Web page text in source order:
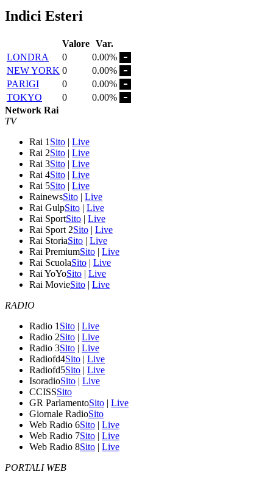
Indici Esteri
Valore Var.
LONDRA
0
0.00%
NEW YORK 0
0.00%
PARIGI
0
0.00%
TOKYO
0
0.00%
Network Rai
TV
Rai 1 Sito | Live
Rai 2Sito | Live
Rai 3Sito | Live
Rai 4Sito | Live
Rai 5Sito | Live
RainewsSito | Live
Rai GulpSito | Live
Rai SportSito | Live
Rai Sport 2Sito | Live
Rai StoriaSito | Live
Rai PremiumSito | Live
Rai ScuolaSito | Live
Rai YoYoSito | Live
Rai MovieSito | Live
RADIO
Radio 1 Sito | Live
Radio 2Sito | Live
Radio 3Sito | Live
Radiofd4Sito | Live
Radiofd5Sito | Live
IsoradioSito | Live
CCISSSito
GR ParlamentoSito | Live
Giornale RadioSito
Web Radio 6Sito | Live
Web Radio 7Sito | Live
Web Radio 8Sito | Live
PORTALI WEB